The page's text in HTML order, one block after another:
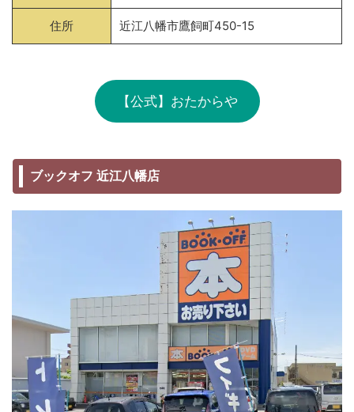
住所 近江八幡市鷹飼町450-15
【公式】おたからや
ブックオフ 近江八幡店